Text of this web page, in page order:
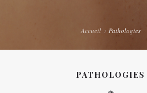
Accueil Pathologies
PATHOLOGIES